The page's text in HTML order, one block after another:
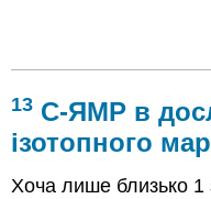
13 C-ЯМР в
ізотопного
Хоча лише близько 1